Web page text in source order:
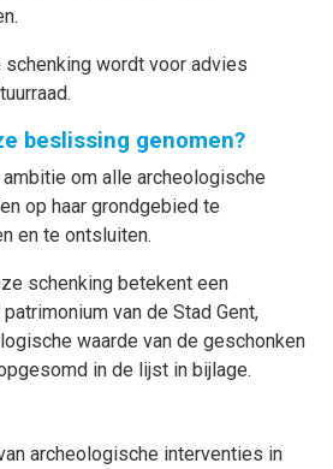
schenking wordt voor advies
beslissing genomen?
om alle archeologische
op haar grondgebied te
en te ontsluiten.
schenking betekent een
van de Stad Gent,
waarde van de geschonken
in de lijst in bijlage.
archeologische interventies in